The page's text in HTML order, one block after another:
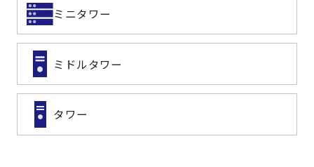
ミニタワー
ミドルタワー
タワー